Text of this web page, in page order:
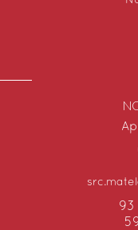
93